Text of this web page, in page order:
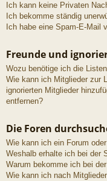
Ich kann keine Privaten
Ich bekomme ständig
Ich habe eine Spam-E-Mail
Freunde und
Wozu benötige ich die
Wie kann ich Mitglieder zur
ignorierten Mitglieder
entfernen?
Die Foren
Wie kann ich ein Forum
Weshalb erhalte ich bei der
Warum bekomme ich bei
Wie kann ich nach